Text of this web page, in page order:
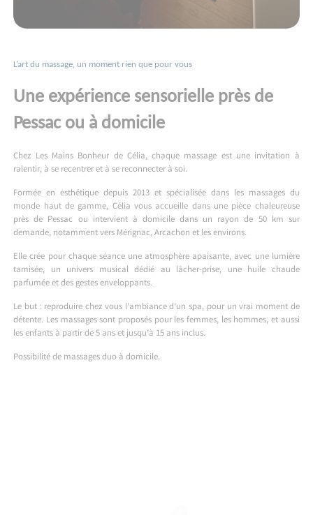
L’art du massage, un moment rien que pour vous
Une expérience sensorielle près de
Pessac ou à domicile
Chez Les Mains Bonheur de Célia, chaque massage est une invitation à
ralentir, à se recentrer et à se reconnecter à soi.
Formée en esthétique depuis 2013 et spécialisée dans les massages du
monde haut de gamme, Célia vous accueille dans une pièce chaleureuse
près de Pessac ou intervient à domicile dans un rayon de 50 km sur
demande, notamment vers Mérignac, Arcachon et les environs.
Elle crée pour chaque séance une atmosphère apaisante, avec une lumière
tamisée, un univers musical dédié au lâcher-prise, une huile chaude
parfumée et des gestes enveloppants.
Le but : reproduire chez vous l’ambiance d’un spa, pour un vrai moment de
détente. Les massages sont proposés pour les femmes, les hommes, et aussi
les enfants à partir de 5 ans et jusqu’à 15 ans inclus.
Possibilité de massages duo à domicile.